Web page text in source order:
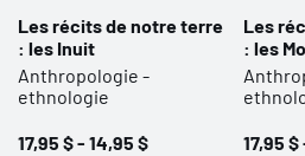
Les récits de notre terre
: les Inuit
Anthropologie -
ethnologie
17,95 $ - 14,95 $
Les
: les
17,95